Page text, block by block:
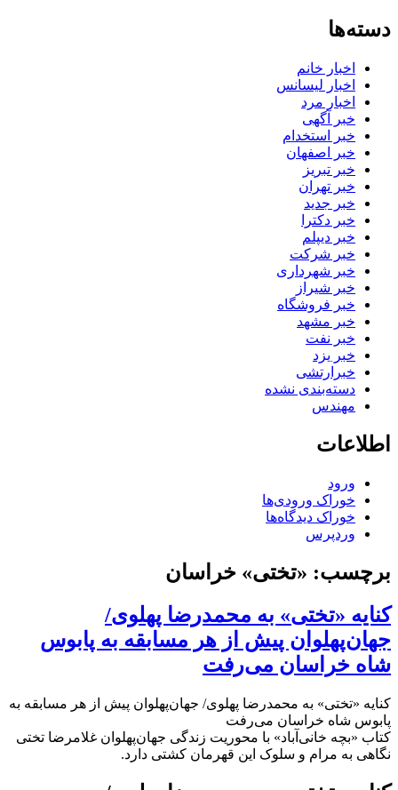
دسته‌ها
اخبار خانم
اخبار لیسانس
اخبار مرد
خبر آگهی
خبر استخدام
خبر اصفهان
خبر تبریز
خبر تهران
خبر جدید
خبر دکترا
خبر دیپلم
خبر شرکت
خبر شهرداری
خبر شیراز
خبر فروشگاه
خبر مشهد
خبر نفت
خبر یزد
خبرارتشی
دسته‌بندی نشده
مهندس
اطلاعات
ورود
خوراک ورودی‌ها
خوراک دیدگاه‌ها
وردپرس
برچسب: «تختی» خراسان
کنایه «تختی» به محمدرضا پهلوی/
جهان‌پهلوان پیش از هر مسابقه به پابوس
شاه خراسان می‌رفت
کنایه «تختی» به محمدرضا پهلوی/ جهان‌پهلوان پیش از هر مسابقه به
پابوس شاه خراسان می‌رفت
کتاب «بچه خانی‌آباد» با محوریت زندگی جهان‌پهلوان غلامرضا تختی
نگاهی به مرام و سلوک این قهرمان کشتی دارد.